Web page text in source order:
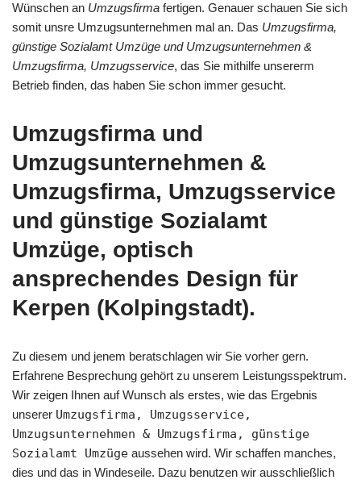
Wünschen an Umzugsfirma fertigen. Genauer schauen Sie sich
somit unsre Umzugsunternehmen mal an. Das Umzugsfirma,
günstige Sozialamt Umzüge und Umzugsunternehmen &
Umzugsfirma, Umzugsservice, das Sie mithilfe unsererm
Betrieb finden, das haben Sie schon immer gesucht.
Umzugsfirma und
Umzugsunternehmen &
Umzugsfirma, Umzugsservice
und günstige Sozialamt
Umzüge, optisch
ansprechendes Design für
Kerpen (Kolpingstadt).
Zu diesem und jenem beratschlagen wir Sie vorher gern.
Erfahrene Besprechung gehört zu unserem Leistungsspektrum.
Wir zeigen Ihnen auf Wunsch als erstes, wie das Ergebnis
unserer Umzugsfirma, Umzugsservice,
Umzugsunternehmen & Umzugsfirma, günstige
Sozialamt Umzüge aussehen wird. Wir schaffen manches,
dies und das in Windeseile. Dazu benutzen wir ausschließlich